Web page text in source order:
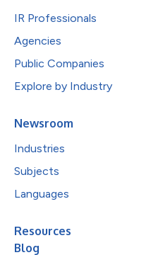
IR Professionals
Agencies
Public Companies
Explore by Industry
Newsroom
Industries
Subjects
Languages
Resources
Blog